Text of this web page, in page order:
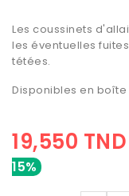
Les coussinets
les éventuelles
tétées.
Disponibles en
19,550 TND
15%